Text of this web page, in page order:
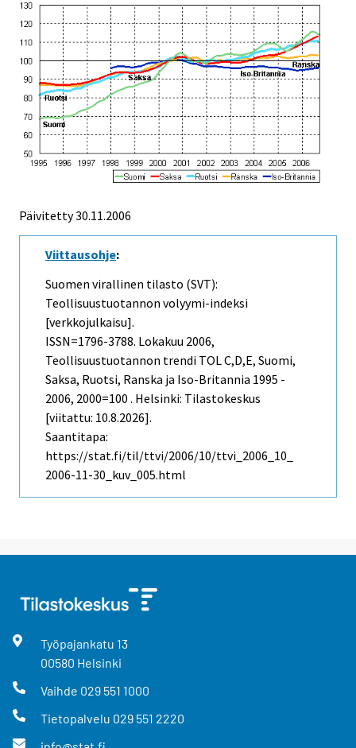
Päivitetty30.11.2006
Viittausohje:
Suomen virallinen tilasto (SVT):
Teollisuustuotannon volyymi-indeksi
[verkkojulkaisu].
ISSN=1796-3788. Lokakuu 2006,
Teollisuustuotannon trendi TOL C,D,E, Suomi,
Saksa, Ruotsi, Ranska ja Iso-Britannia 1995 -
2006, 2000=100 . Helsinki: Tilastokeskus
[viitattu: 10.8.2026].
Saantitapa:
https://stat.fi/til/ttvi/2006/10/ttvi_2006_10_
2006-11-30_kuv_005.html
Työpajankatu 13
00580 Helsinki
Vaihde 029 551 1000
Tietopalvelu 029 551 2220